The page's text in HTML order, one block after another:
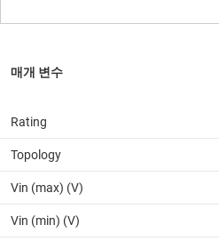
Rating
Topology
Vin (max) (V)
Vin (min) (V)